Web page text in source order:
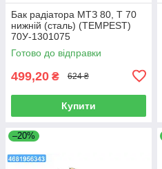
Бак радіатора МТЗ 80, Т 70
нижній (сталь) (TEMPEST)
70У-1301075
Готово до відправки
499,20 ₴ 624 ₴
Купити
–20%